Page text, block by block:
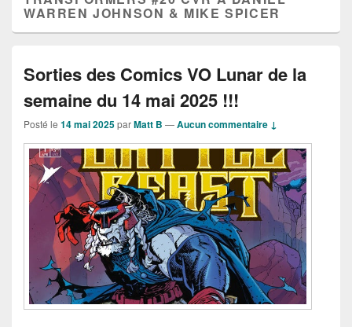
WARREN JOHNSON & MIKE SPICER
Sorties des Comics VO Lunar de la
semaine du 14 mai 2025 !!!
Posté le 14 mai 2025parMatt B —Aucun commentaire ↓